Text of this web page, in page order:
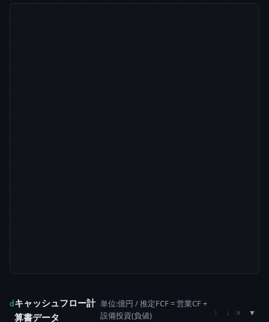
d キャッシュフロー計
算書データ
単位:億円 / 推定FCF = 営業CF +
設備投資(負値)
↑ ↓ ×